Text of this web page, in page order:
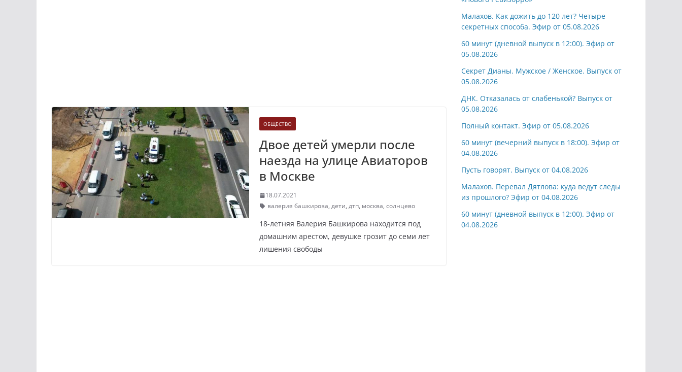
ОБЩЕСТВО
Двое детей умерли после
наезда на улице Авиаторов
в Москве
18.07.2021
валерия башкирова, дети, дтп, москва, солнцево
18-летняя Валерия Башкирова находится под
домашним арестом, девушке грозит до семи лет
лишения свободы
Малахов. Как дожить до 120 лет? Четыре
секретных способа. Эфир от 05.08.2026
60 минут (дневной выпуск в 12:00). Эфир от
05.08.2026
Секрет Дианы. Мужское / Женское. Выпуск от
05.08.2026
ДНК. Отказалась от слабенькой? Выпуск от
05.08.2026
Полный контакт. Эфир от 05.08.2026
60 минут (вечерний выпуск в 18:00). Эфир от
04.08.2026
Пусть говорят. Выпуск от 04.08.2026
Малахов. Перевал Дятлова: куда ведут следы
из прошлого? Эфир от 04.08.2026
60 минут (дневной выпуск в 12:00). Эфир от
04.08.2026